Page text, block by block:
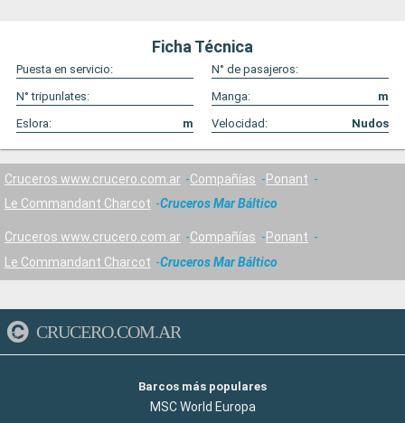
Ficha Técnica
Puesta en servicio:
N° de pasajeros:
N° tripunlates:
Manga:
m
Eslora:
m Velocidad: Nudos
Cruceros www.crucero.com.ar Compañías
Ponant
Le Commandant Charcot
Cruceros Mar Báltico
Cruceros www.crucero.com.ar Compañías
Ponant
Le Commandant Charcot
Cruceros Mar Báltico
CRUCERO.COM.AR
Barcos más populares
MSC World Europa